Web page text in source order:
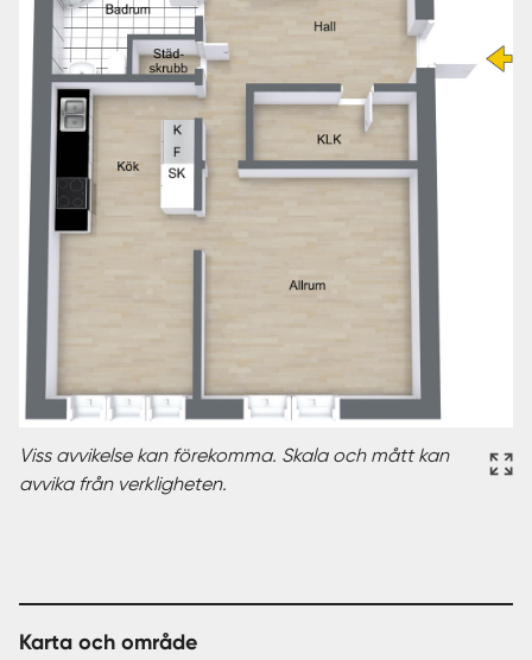
Viss avvikelse kan förekomma. Skala och mått kan
avvika från verkligheten.
Karta och område